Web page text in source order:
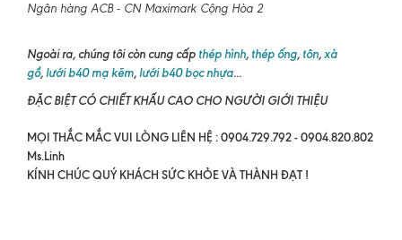
Ngân hàng ACB - CN Maximark Cộng Hòa 2
Ngoài ra, chúng tôi còn cung cấp thép hình, thép ống, tôn, xà
gồ, lưới b40 mạ kẽm, lưới b40 bọc nhựa...
ĐẶC BIỆT CÓ CHIẾT KHẤU CAO CHO NGƯỜI GIỚI THIỆU
MỌI THẮC MẮC VUI LÒNG LIÊN HỆ : 0904.729.792 - 0904.820.802
Ms.Linh
KÍNH CHÚC QUÝ KHÁCH SỨC KHỎE VÀ THÀNH ĐẠT !